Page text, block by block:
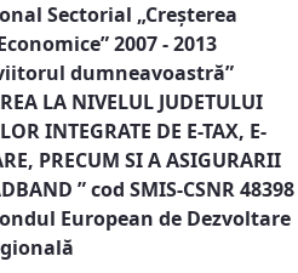
Sectorial „Creşterea
2007 - 2013
dumneavoastră”
LA NIVELUL JUDETULUI
INTEGRATE DE E-TAX, E-
PRECUM SI A ASIGURARII
” cod SMIS-CSNR 48398
European de Dezvoltare